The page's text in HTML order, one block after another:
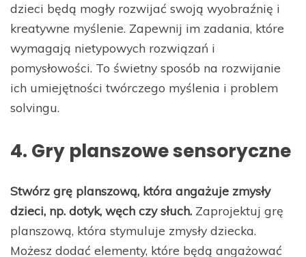
dzieci będą mogły rozwijać swoją wyobraźnię i
kreatywne myślenie. Zapewnij im zadania, które
wymagają nietypowych rozwiązań i
pomysłowości. To świetny sposób na rozwijanie
ich umiejętności twórczego myślenia i problem
solvingu.
4. Gry planszowe sensoryczne
Stwórz grę planszową, która angażuje zmysły
dzieci, np. dotyk, węch czy słuch. Zaprojektuj grę
planszową, która stymuluje zmysły dziecka.
Możesz dodać elementy, które będą angażować